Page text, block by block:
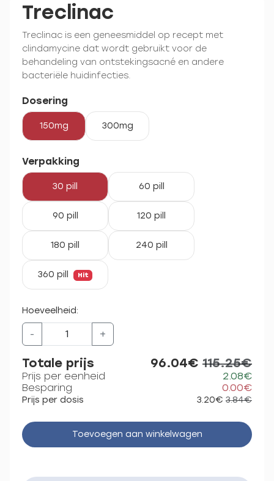
Treclinac
Treclinac is een geneesmiddel op recept met
clindamycine dat wordt gebruikt voor de
behandeling van ontstekingsacné en andere
bacteriële huidinfecties.
Dosering
150mg 300mg
Verpakking
30 pill 60 pill
90 pill 120 pill
180 pill 240 pill
360 pill Hit
Hoeveelheid:
- +
Totale prijs 96.04€ 115.25€
Prijs per eenheid
2.08€
Besparing
0.00€
Prijs per dosis 3.20€ 3.84€
Toevoegen aan winkelwagen